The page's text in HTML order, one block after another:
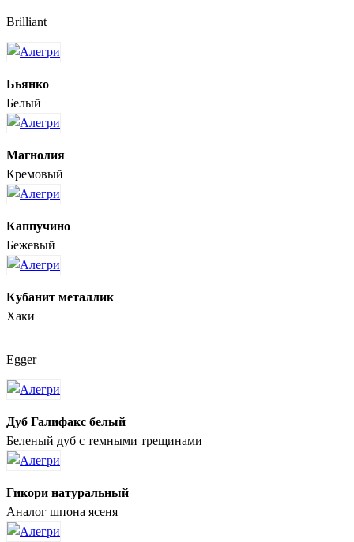
Brilliant
Бьянко
Белый
Магнолия
Кремовый
Каппучино
Бежевый
Кубанит металлик
Хаки
Egger
Дуб Галифакс белый
Беленый дуб с темными трещинами
Гикори натуральный
Аналог шпона ясеня